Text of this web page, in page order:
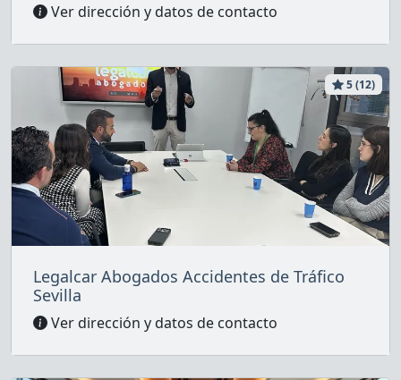
Ver dirección y datos de contacto
5 (12)
Legalcar Abogados Accidentes de Tráfico
Sevilla
Ver dirección y datos de contacto